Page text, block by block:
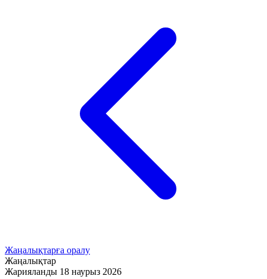
Жаңалықтарға оралу
Жаңалықтар
Жарияланды 18 наурыз 2026